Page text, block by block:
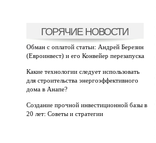
ГОРЯЧИЕ НОВОСТИ
Обман с оплатой статьи: Андрей Березин
(Евроинвест) и его Конвейер перезапуска
Какие технологии следует использовать
для строительства энергоэффективного
дома в Анапе?
Создание прочной инвестиционной базы в
20 лет: Советы и стратегии